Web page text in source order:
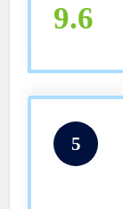
9.6
5